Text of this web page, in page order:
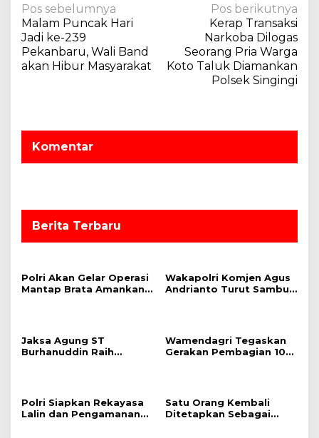
N
a
v
i
s
s
Pos sebelumnya
Malam Puncak Hari
Jadi ke-239
Pekanbaru, Wali Band
akan Hibur Masyarakat
Pos berikutnya
Kerap Transaksi
Narkoba Dilogas
Seorang Pria Warga
Koto Taluk Diamankan
Polsek Singingi
Komentar
Berita Terbaru
Polri Akan Gelar Operasi
Mantap Brata Amankan
Wakapolri Komjen Agus
Andrianto Turut Sambut
Jaksa Agung ST
Burhanuddin Raih
Wamendagri Tegaskan
Gerakan Pembagian 10
Polri Siapkan Rekayasa
Lalin dan Pengamanan
Satu Orang Kembali
Ditetapkan Sebagai